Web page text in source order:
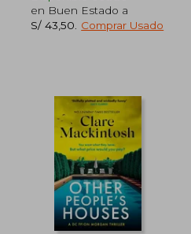
S/
en Buen Estado a
S/ 43,50
Comprar Usado